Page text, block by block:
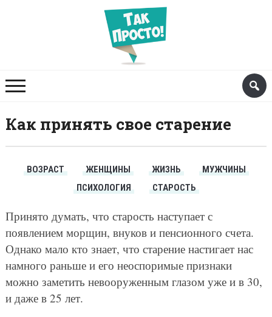
Как принять свое старение
ВОЗРАСТ ЖЕНЩИНЫ ЖИЗНЬ
МУЖЧИНЫ
ПСИХОЛОГИЯ
СТАРОСТЬ
Принято думать, что старость наступает с
появлением морщин, внуков и пенсионного счета.
Однако мало кто знает, что старение настигает нас
намного раньше и его неоспоримые признаки
можно заметить невооруженным глазом уже и в 30,
и даже в 25 лет.